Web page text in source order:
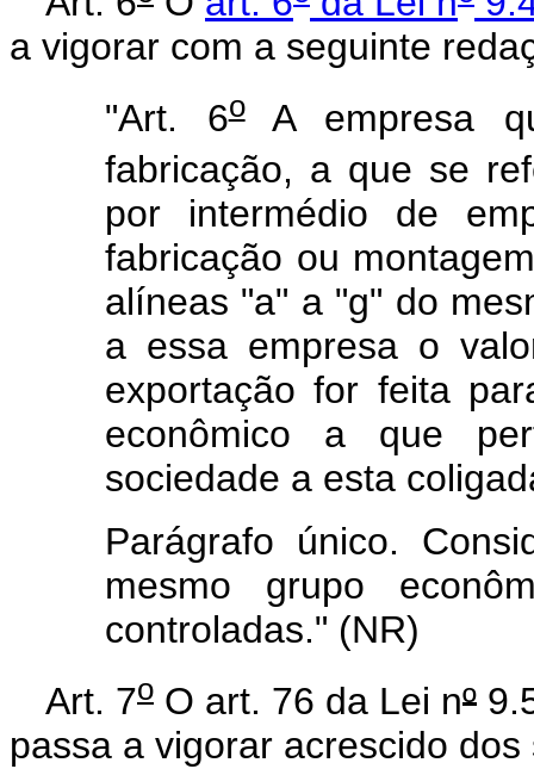
a vigorar com a seguinte
"Art. 6oA empresa
fabricação, a que se
por intermédio de
fabricação ou
alíneas "a" a "g" do
a essa empresa o
exportação for feita
econômico a que
sociedade a esta
Parágrafo único.
mesmo grupo
controladas." (NR)
Art. 7o O art. 76 da Lei nº
passa a vigorar acrescido